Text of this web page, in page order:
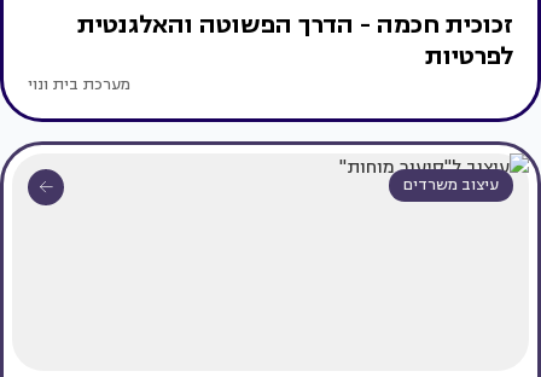
זכוכית חכמה - הדרך הפשוטה והאלגנטית
לפרטיות
מערכת בית ונוי
עיצוב משרדים